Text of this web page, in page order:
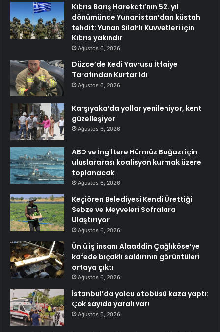
Kıbrıs Barış Harekatı’nın 52. yıl
dönümünde Yunanistan’dan küstah
tehdit: Yunan Silahlı Kuvvetleri için
Kıbrıs yakındır
Ağustos 6, 2026
Düzce’de Kedi Yavrusu İtfaiye
Tarafından Kurtarıldı
Ağustos 6, 2026
Karşıyaka’da yollar yenileniyor, kent
güzelleşiyor
Ağustos 6, 2026
ABD ve İngiltere Hürmüz Boğazı için
uluslararası koalisyon kurmak üzere
toplanacak
Ağustos 6, 2026
Keçiören Belediyesi Kendi Ürettiği
Sebze ve Meyveleri Sofralara
Ulaştırıyor
Ağustos 6, 2026
Ünlü iş insanı Alaaddin Çağlıköse’ye
kafede bıçaklı saldırının görüntüleri
ortaya çıktı
Ağustos 6, 2026
İstanbul’da yolcu otobüsü kaza yaptı:
Çok sayıda yaralı var!
Ağustos 6, 2026